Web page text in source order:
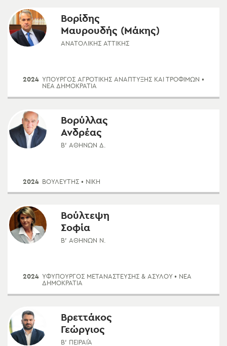
Βορίδης
Μαυρουδής (Μάκης)
ΑΝΑΤΟΛΙΚΉΣ ΑΤΤΙΚΉΣ
2024 ΥΠΟΥΡΓΌΣ ΑΓΡΟΤΙΚΉΣ ΑΝΆΠΤΥΞΗΣ ΚΑΙ ΤΡΟΦΊΜΩΝ •
ΝΈΑ ΔΗΜΟΚΡΑΤΊΑ
Βορύλλας
Ανδρέας
Β' ΑΘΗΝΏΝ Δ.
2024 ΒΟΥΛΕΥΤΗΣ • ΝΙΚΗ
Βούλτεψη
Σοφία
Β' ΑΘΗΝΏΝ Ν.
2024 ΥΦΥΠΟΥΡΓΌΣ ΜΕΤΑΝΆΣΤΕΥΣΗΣ & ΑΣΎΛΟΥ • ΝΈΑ
ΔΗΜΟΚΡΑΤΊΑ
Βρεττάκος
Γεώργιος
Β' ΠΕΙΡΑΙΆ